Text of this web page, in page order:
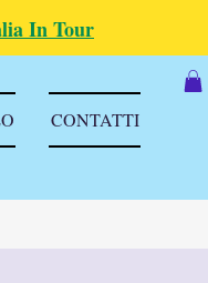
In Tour
CONTATTI